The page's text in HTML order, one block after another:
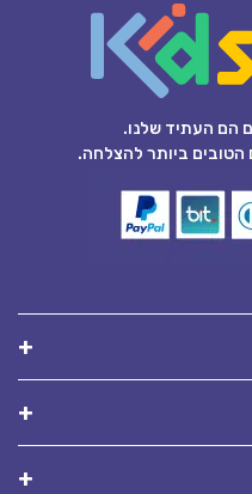
הם העתיד שלנו.
ביותר להצלחה.